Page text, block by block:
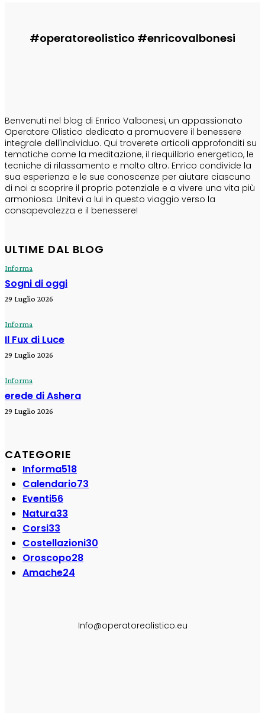
#operatoreolistico #enricovalbonesi
Benvenuti nel blog di Enrico Valbonesi, un appassionato
Operatore Olistico dedicato a promuovere il benessere
integrale dell'individuo. Qui troverete articoli approfonditi su
tematiche come la meditazione, il riequilibrio energetico, le
tecniche di rilassamento e molto altro. Enrico condivide la
sua esperienza e le sue conoscenze per aiutare ciascuno
di noi a scoprire il proprio potenziale e a vivere una vita più
armoniosa. Unitevi a lui in questo viaggio verso la
consapevolezza e il benessere!
ULTIME DAL BLOG
Informa
Sogni di oggi
29 Luglio 2026
Informa
Il Fux di Luce
29 Luglio 2026
Informa
erede di Ashera
29 Luglio 2026
CATEGORIE
Informa518
Calendario73
Eventi56
Natura33
Corsi33
Costellazioni30
Oroscopo28
Amache24
Info@operatoreolistico.eu